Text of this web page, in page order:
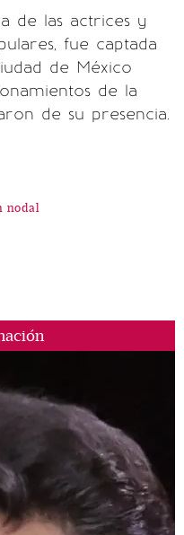
de las actrices y
fue captada
de México
de la
de su presencia.
nodal